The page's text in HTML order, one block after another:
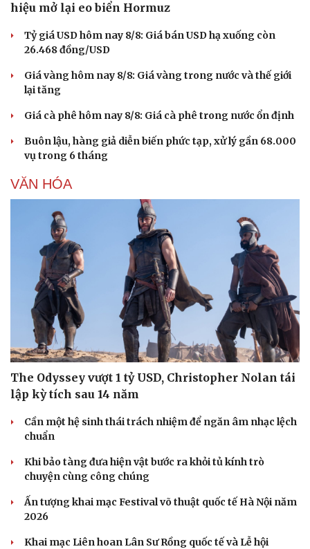
Cải chính
hiệu mở lại eo biển Hormuz
Tỷ giá USD hôm nay 8/8: Giá bán USD hạ xuống còn
26.468 đồng/USD
Giá vàng hôm nay 8/8: Giá vàng trong nước và thế giới
lại tăng
Giá cà phê hôm nay 8/8: Giá cà phê trong nước ổn định
Buôn lậu, hàng giả diễn biến phức tạp, xử lý gần 68.000
vụ trong 6 tháng
VĂN HÓA
The Odyssey vượt 1 tỷ USD, Christopher Nolan tái
lập kỳ tích sau 14 năm
Cần một hệ sinh thái trách nhiệm để ngăn âm nhạc lệch
chuẩn
Khi bảo tàng đưa hiện vật bước ra khỏi tủ kính trò
chuyện cùng công chúng
Ấn tượng khai mạc Festival võ thuật quốc tế Hà Nội năm
2026
Khai mạc Liên hoan Lân Sư Rồng quốc tế và Lễ hội